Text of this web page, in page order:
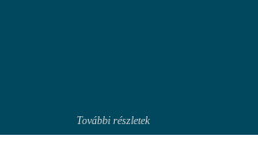
További részletek